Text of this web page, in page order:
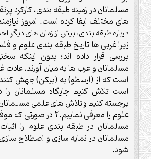
مسلمانان در زمينه طبقه بندى، كاركرد
هاى مختلف ايفا كرده است. امروز
درباره طبقه بندى، بيش از زمان هاى
زيرا غربى ها تاريخ طبقه بندى علوم و
بررسى قرار داده اند؛ بدون اينكه
مسلمانان و عرب ها به ميان آورند. عادت
است كه از (ارسطو) به (بيكن) جهش كنند؛
است تلاش كنيم جايگاه مسلمانان را
برجسته كنيم و تلاش هاى علمى
علوم را معرفى نماييم.2
مسلمانان در طبقه بندى علوم را
مسلمانان در نمايه سازى و اصطلاح
شود.